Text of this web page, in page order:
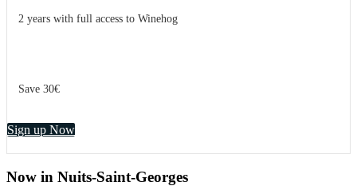
2 years with full access to Winehog
Save 30€
Sign up Now
Now in Nuits-Saint-Georges